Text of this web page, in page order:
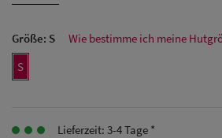
Größe: S
Wie bestimme ich meine
S
Lieferzeit: 3-4 Tage *